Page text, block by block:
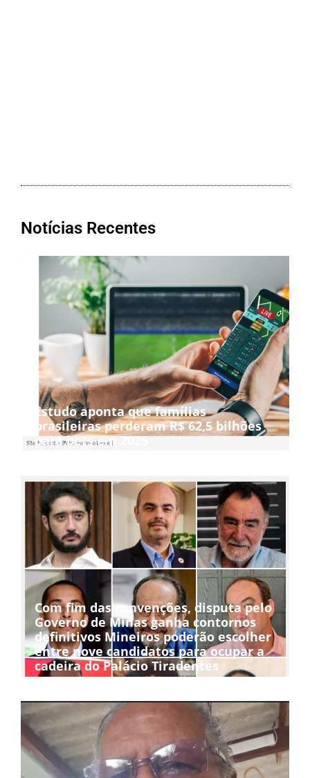
Notícias Recentes
Estudo aponta que famílias
brasileiras perderam R$ 62,5 bilhões
para bets em 2025
Com fim das convenções, disputa pelo
Governo de Minas ganha contornos
definitivos Mineiros poderão escolher
entre nove candidatos para ocupar a
cadeira do Palácio Tiradentes